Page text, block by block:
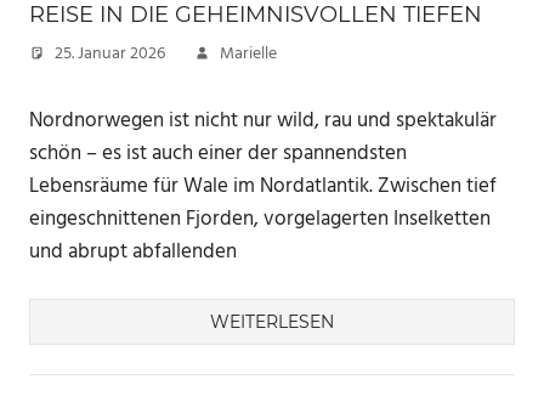
REISE IN DIE GEHEIMNISVOLLEN TIEFEN
25. Januar 2026 Marielle
Nordnorwegen ist nicht nur wild, rau und spektakulär
schön – es ist auch einer der spannendsten
Lebensräume für Wale im Nordatlantik. Zwischen tief
eingeschnittenen Fjorden, vorgelagerten Inselketten
und abrupt abfallenden
WEITERLESEN